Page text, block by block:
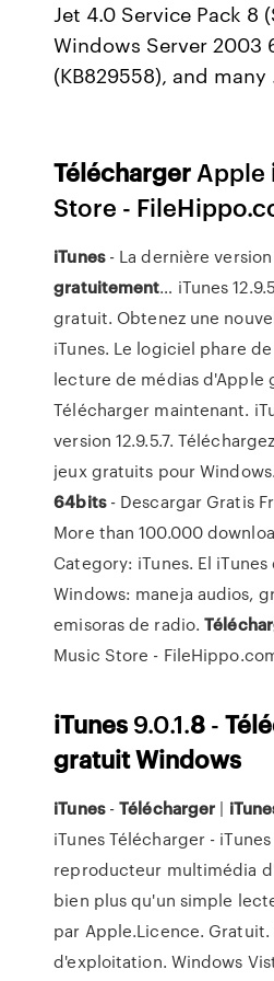
Jet 4.0 Service Pack 8
Windows Server 2003
(KB829558), and many
Télécharger Apple
Store -
iTunes- La dernière
gratuitement… iTunes
gratuit. Obtenez une
iTunes. Le logiciel phare
lecture de médias d'Apple
Télécharger maintenant.
version 12.9.5.7.
jeux gratuits pour Windows.
64bits- Descargar Gratis
More than 100.000
Category: iTunes. El
Windows: maneja audios,
emisoras de radio.
Music Store -
iTunes 9.0.1.8 -
gratuitWindows
iTunes-Télécharger |
iTunes Télécharger - iTunes
reproducteur multimédia
bien plus qu'un simple
par Apple.Licence. Gratuit.
d'exploitation. Windows